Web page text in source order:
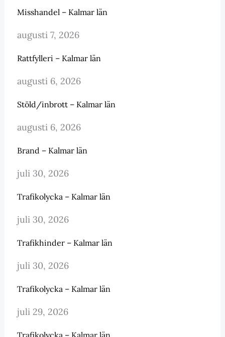
Misshandel – Kalmar län
augusti 7, 2026
Rattfylleri – Kalmar län
augusti 6, 2026
Stöld/inbrott – Kalmar län
augusti 6, 2026
Brand – Kalmar län
juli 30, 2026
Trafikolycka – Kalmar län
juli 30, 2026
Trafikhinder – Kalmar län
juli 30, 2026
Trafikolycka – Kalmar län
juli 29, 2026
Trafikolycka – Kalmar län